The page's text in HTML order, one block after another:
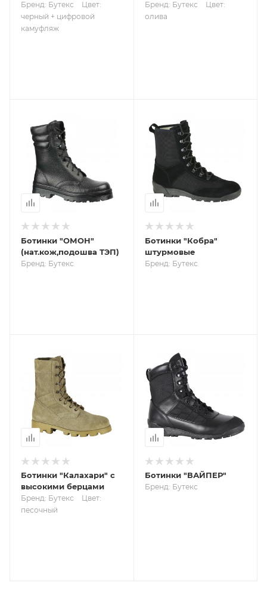
Бренд: Бутекс
Цвет:
черный + цифровой
камуфляж
Бренд: Бутекс
Цвет:
олива
Ботинки "ОМОН"
(нат.кож,подошва ТЭП)
Бренд: Бутекс
Ботинки "Кобра"
штурмовые
Бренд: Бутекс
Ботинки "Калахари" с
высокими берцами
Бренд: Бутекс
Цвет:
песочный
Ботинки "ВАЙПЕР"
Бренд: Бутекс